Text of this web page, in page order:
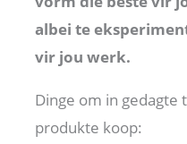
albei te
vir jou werk.
Dinge om in gedagte
produkte koop: